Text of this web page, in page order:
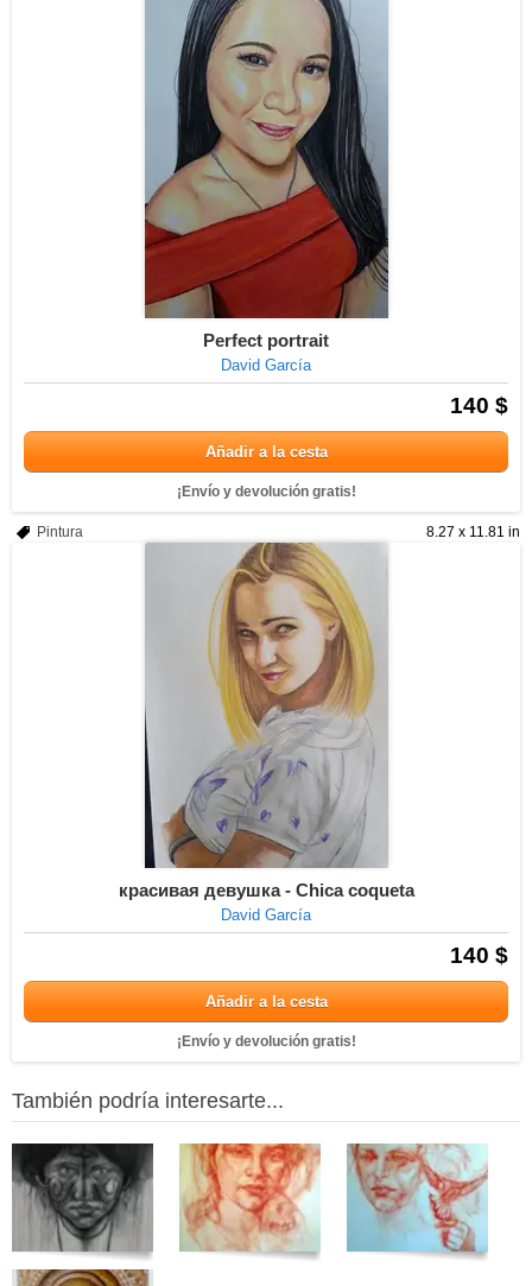
Perfect portrait
David García
140 $
Añadir a la cesta
¡Envío y devolución gratis!
8.27 x 11.81 in
Pintura
красивая девушка - Chica coqueta
David García
140 $
Añadir a la cesta
¡Envío y devolución gratis!
También podría interesarte...